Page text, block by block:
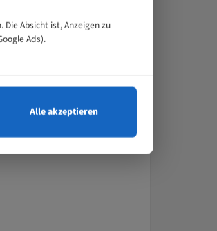
Eigenschaft
garantieren eine konstant
Absicht ist, Anzeigen zu
Ads).
Alle akzeptieren